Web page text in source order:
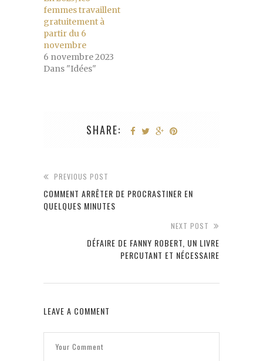
femmes travaillent
gratuitement à
partir du 6
novembre
6 novembre 2023
Dans "Idées"
SHARE:
PREVIOUS POST
COMMENT ARRÊTER DE PROCRASTINER EN
QUELQUES MINUTES
NEXT POST
DÉFAIRE DE FANNY ROBERT, UN LIVRE
PERCUTANT ET NÉCESSAIRE
LEAVE A COMMENT